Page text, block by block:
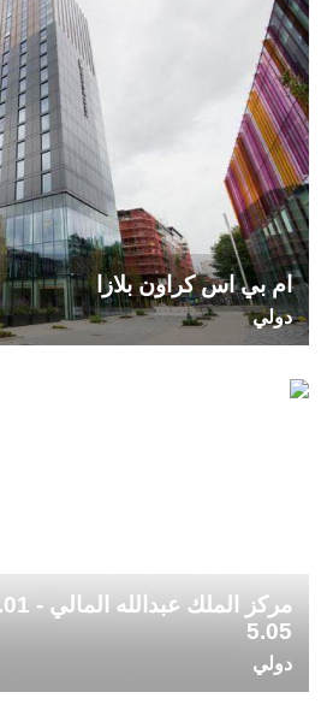
ام بي اس كراون بلازا
دولي
5.05
دولي